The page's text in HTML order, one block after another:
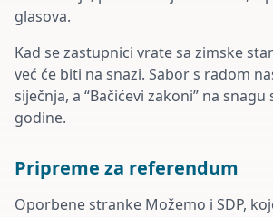
glasova.
Kad se zastupnici vrate sa zimske
već će biti na snazi. Sabor s radom
siječnja, a “Bačićevi zakoni” na
godine.
Pripreme za referendum
Oporbene stranke Možemo i SDP,